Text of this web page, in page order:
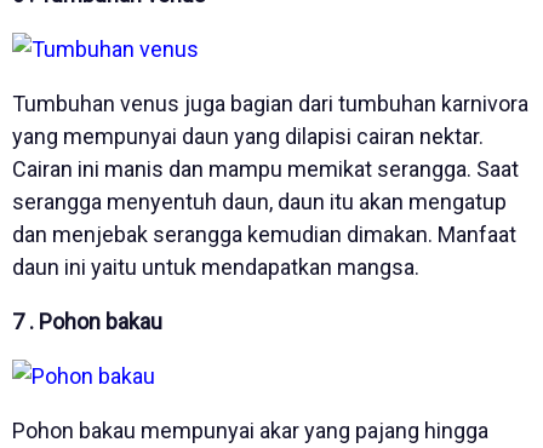
Tumbuhan venus juga bagian dari tumbuhan karnivora
yang mempunyai daun yang dilapisi cairan nektar.
Cairan ini manis dan mampu memikat serangga. Saat
serangga menyentuh daun, daun itu akan mengatup
dan menjebak serangga kemudian dimakan. Manfaat
daun ini yaitu untuk mendapatkan mangsa.
7 . Pohon bakau
Pohon bakau mempunyai akar yang pajang hingga